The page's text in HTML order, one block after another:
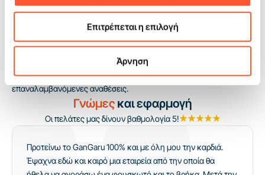
Επιτρέπεται η επιλογή
Άρνηση
ατραξιόν για περισσότερη ώρα και ο χειριστής έχει λιγότερη
δουλειά στο να ενθαρρύνει συνεχώς το παιχνίδι. Το θέμα της
ζούγκλας ενισχύει πολύ καλά την ορατότητα της ζώνης και
οργανώνει την επικοινωνία με τους γονείς ήδη από μεγαλύτερη
απόσταση. Πρόκειται για εξοπλισμό που υποστηρίζει πραγματικά
την προσέλευση και επιτρέπει σταθερά έσοδα από
επαναλαμβανόμενες αναθέσεις.
Γνώμες και εφαρμογή
Οι πελάτες μας δίνουν βαθμολογία 5!
Προτείνω το GanGaru 100% και με όλη μου την καρδιά.
Έψαχνα εδώ και καιρό μια εταιρεία από την οποία θα